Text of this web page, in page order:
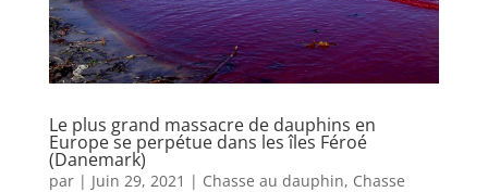
Le plus grand massacre de dauphins en
Europe se perpétue dans les îles Féroé
(Danemark)
par | Juin 29, 2021 | Chasse au dauphin, Chasse